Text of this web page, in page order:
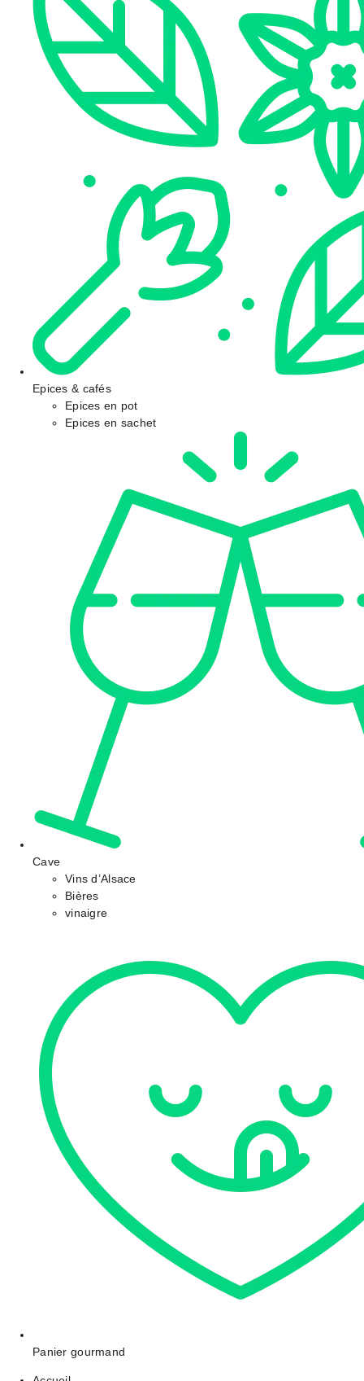
Epices & cafés
Epices en pot
Epices en sachet
Cave
Vins d’Alsace
Bières
vinaigre
Panier gourmand